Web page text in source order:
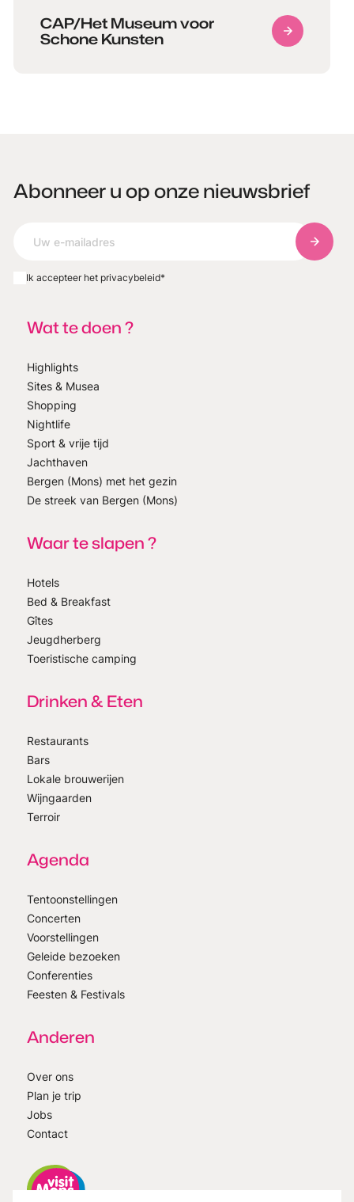
CAP/Het Museum voor
Schone Kunsten
Abonneer u op onze nieuwsbrief
Ik accepteer het privacybeleid*
Wat te doen ?
Highlights
Sites & Musea
Shopping
Nightlife
Sport & vrije tijd
Jachthaven
Bergen (Mons) met het gezin
De streek van Bergen (Mons)
Waar te slapen ?
Hotels
Bed & Breakfast
Gîtes
Jeugdherberg
Toeristische camping
Drinken & Eten
Restaurants
Bars
Lokale brouwerijen
Wijngaarden
Terroir
Agenda
Tentoonstellingen
Concerten
Voorstellingen
Geleide bezoeken
Conferenties
Feesten & Festivals
Anderen
Over ons
Plan je trip
Jobs
Contact